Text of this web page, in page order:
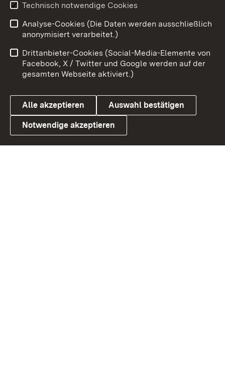
Link zum Landesportal
Impressum
Kontakt
Barrierefreiheit
Datenschutz
Cookies
Technisch notwendige Cookies
Analyse-Cookies (Die Daten werden ausschließlich
anonymisiert verarbeitet.)
Drittanbieter-Cookies (Social-Media-Elemente von
Facebook, X / Twitter und Google werden auf der
gesamten Webseite aktiviert.)
Alle akzeptieren Auswahl bestätigen
Notwendige akzeptieren